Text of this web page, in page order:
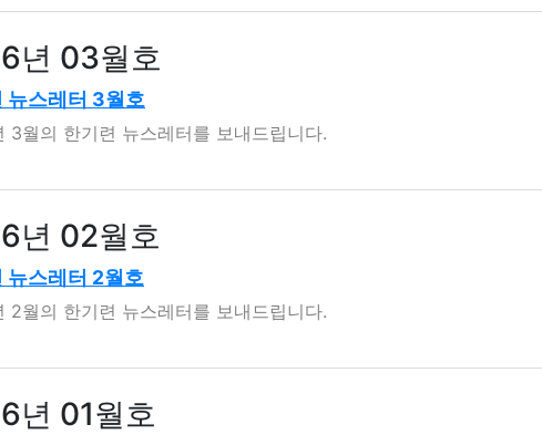
년 03월호
뉴스레터 3월호
3월의 한기련 뉴스레터를 보내드립니다.
년 02월호
뉴스레터 2월호
2월의 한기련 뉴스레터를 보내드립니다.
년 01월호